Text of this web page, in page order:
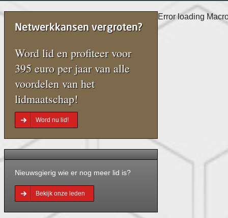
Error loading
Netwerkkansen vergroten?
Word lid en profiteer voor
395 euro per jaar van alle
voordelen van het
lidmaatschap!
Word nu lid!
Nieuwsgierig wie er nog meer lid is?
Bekijk onze leden